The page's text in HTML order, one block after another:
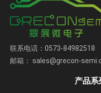
联系电话：0573-84982518
邮箱： sales@grecon-
产品系